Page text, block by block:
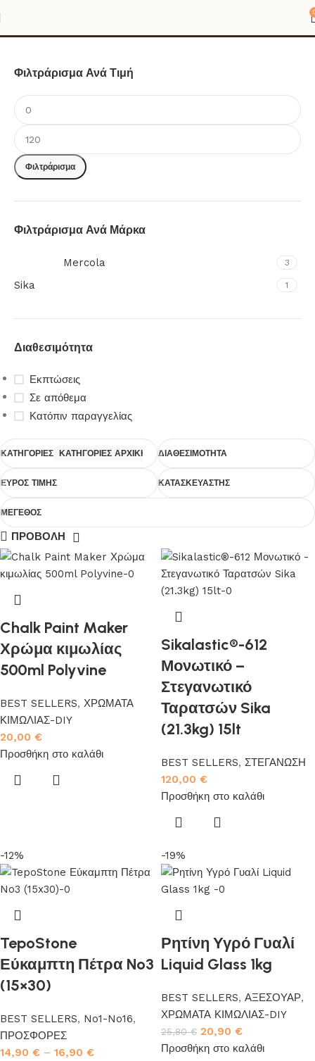
Φιλτράρισμα Ανά Τιμή
Φιλτράρισμα
Φιλτράρισμα Ανά Μάρκα
Mercola 3
Sika 1
Διαθεσιμότητα
Εκπτώσεις
Σε απόθεμα
Κατόπιν παραγγελίας
ΚΑΤΗΓΟΡΙΕΣ ΚΑΤΗΓΟΡΙΕΣ ΑΡΧΙΚΗΣ ΔΙΑΘΕΣΙΜΟΤΗΤΑ
ΕΥΡΟΣ ΤΙΜΗΣ ΚΑΤΑΣΚΕΥΑΣΤΗΣ
ΜΕΓΕΘΟΣ
ΠΡΟΒΟΛΗ
Chalk Paint Maker
Χρώμα κιμωλίας
500ml Polyvine
BEST SELLERS, ΧΡΩΜΑΤΑ
ΚΙΜΩΛΙΑΣ-DIY
20,00 €
Προσθήκη στο καλάθι
Sikalastic®-612
Μονωτικό –
Στεγανωτικό
Ταρατσών Sika
(21.3kg) 15lt
BEST SELLERS, ΣΤΕΓΑΝΩΣΗ
120,00 €
Προσθήκη στο καλάθι
-12%
TepoStone
Εύκαμπτη Πέτρα No3
(15×30)
BEST SELLERS, No1-No16,
ΠΡΟΣΦΟΡΕΣ
14,90 € – 16,90 €
-19%
Ρητίνη Υγρό Γυαλί
Liquid Glass 1kg
BEST SELLERS, ΑΞΕΣΟΥΑΡ,
ΧΡΩΜΑΤΑ ΚΙΜΩΛΙΑΣ-DIY
25,80€ 20,90 €
Προσθήκη στο καλάθι